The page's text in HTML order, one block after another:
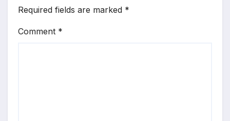
Required fields are marked *
Comment *